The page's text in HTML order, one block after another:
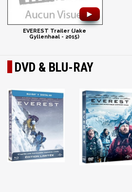
►
EVEREST Trailer (Jake
Gyllenhaal - 2015)
DVD & BLU-RAY